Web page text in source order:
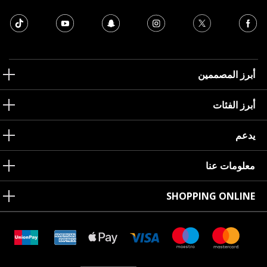
أبرز المصممين
أبرز الفئات
يدعم
معلومات عنا
SHOPPING ONLINE